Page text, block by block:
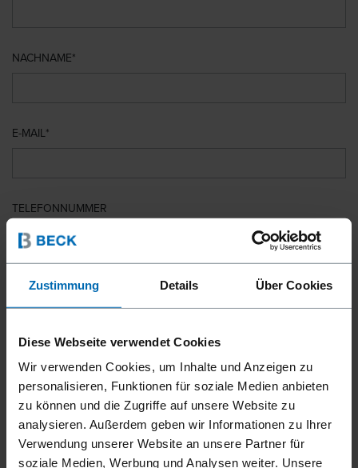
Zustimmung Details Über Cookies
Diese Webseite verwendet Cookies
Wir verwenden Cookies, um Inhalte und Anzeigen zu
personalisieren, Funktionen für soziale Medien anbieten
zu können und die Zugriffe auf unsere Website zu
analysieren. Außerdem geben wir Informationen zu Ihrer
Verwendung unserer Website an unsere Partner für
soziale Medien, Werbung und Analysen weiter. Unsere
NACHNAME
E-MAIL
TELEFONNUMMER
LAND
PLZ
IHRE NACHRICHT